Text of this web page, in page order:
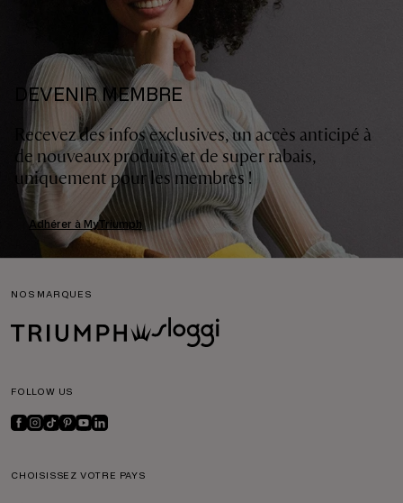
DEVENIR MEMBRE
Recevez des infos exclusives, un accès anticipé à
de nouveaux produits et de super rabais,
uniquement pour les membres !
Adhérer à MyTriumph
NOS MARQUES
FOLLOW US
CHOISISSEZ VOTRE PAYS